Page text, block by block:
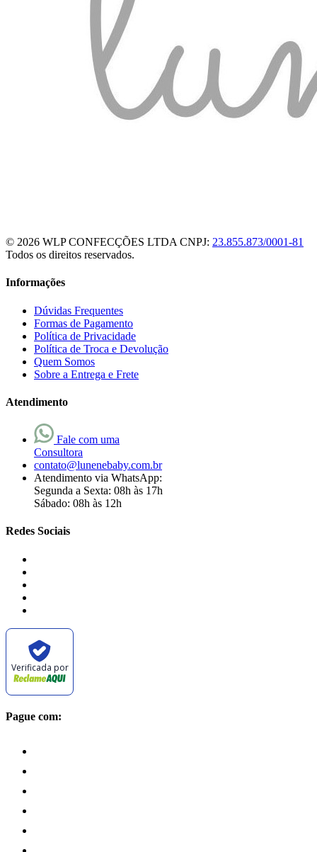
© 2026 WLP CONFECÇÕES LTDA CNPJ: 23.855.873/0001-81
Todos os direitos reservados.
Informações
Dúvidas Frequentes
Formas de Pagamento
Política de Privacidade
Política de Troca e Devolução
Quem Somos
Sobre a Entrega e Frete
Atendimento
Fale com uma
Consultora
contato@lunenebaby.com.br
Atendimento via WhatsApp:
Segunda a Sexta: 08h às 17h
Sábado: 08h às 12h
Redes Sociais
Verificada por
Pague com: